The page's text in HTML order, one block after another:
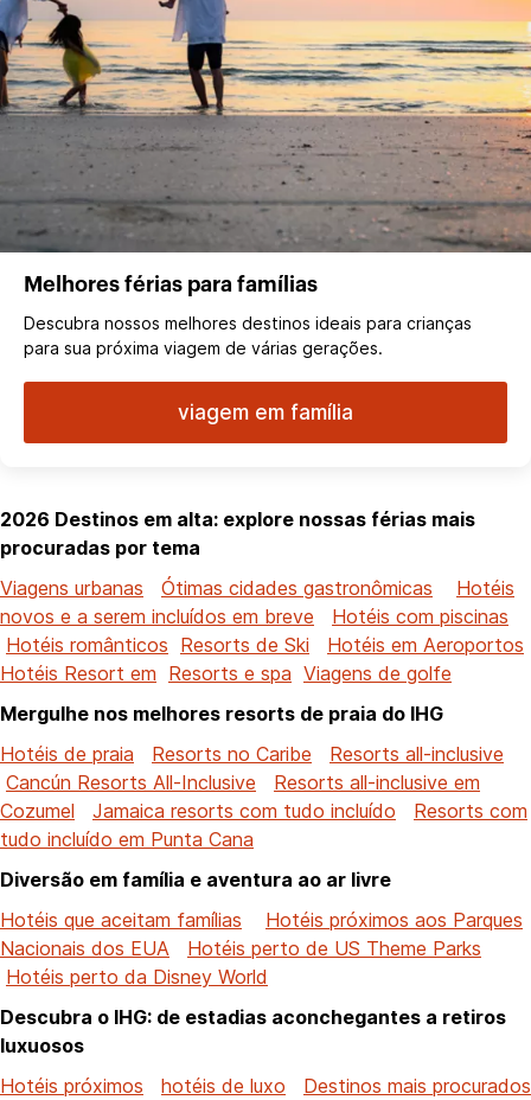
Melhores férias para famílias
Descubra nossos melhores destinos ideais para crianças
para sua próxima viagem de várias gerações.
viagem em família
2026 Destinos em alta: explore nossas férias mais
procuradas por tema
Viagens urbanas
Ótimas cidades gastronômicas
Hotéis
novos e a serem incluídos em breve
Hotéis com piscinas
Hotéis românticos Resorts de Ski
Hotéis em Aeroportos
Hotéis Resort em Resorts e spa Viagens de golfe
Mergulhe nos melhores resorts de praia do IHG
Hotéis de praia
Resorts no Caribe
Resorts all-inclusive
Cancún Resorts All-Inclusive
Resorts all-inclusive em
Cozumel
Jamaica resorts com tudo incluído
Resorts com
tudo incluído em Punta Cana
Diversão em família e aventura ao ar livre
Hotéis que aceitam famílias
Hotéis próximos aos Parques
Nacionais dos EUA
Hotéis perto de US Theme Parks
Hotéis perto da Disney World
Descubra o IHG: de estadias aconchegantes a retiros
luxuosos
Hotéis próximos
hotéis de luxo
Destinos mais procurados